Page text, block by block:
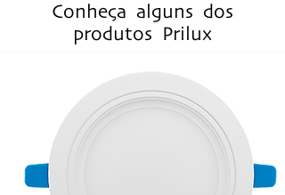
Conheça alguns dos
produtos Prilux